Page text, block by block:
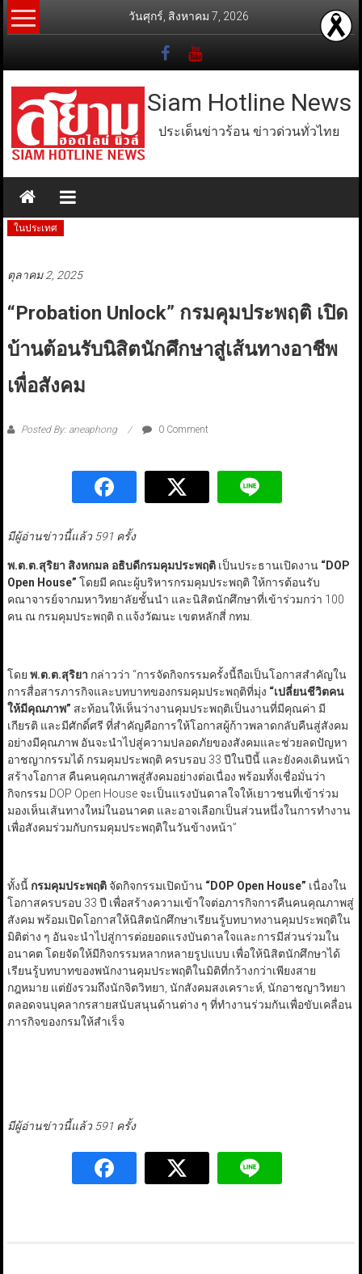
Skip
to
วันศุกร์, สิงหาคม 7, 2026
Siam Hotline News
ประเด็นข่าวร้อน ข่าวด่วนทั่วไทย
ในประเทศ
ตุลาคม 2, 2025
“Probation Unlock” กรมคุมประพฤติ เปิด
บ้านต้อนรับนิสิตนักศึกษาสู่เส้นทางอาชีพ
เพื่อสังคม
Posted By: aneaphong 0 Comment
มีผู้อ่านข่าวนี้แล้ว 591 ครั้ง
พ.ต.ต.สุริยา สิงหกมล อธิบดีกรมคุมประพฤติเป็นประธานเปิดงาน “DOP
Open House” โดยมี คณะผู้บริหารกรมคุมประพฤติ ให้การต้อนรับ
คณาจารย์จากมหาวิทยาลัยชั้นนำ และนิสิตนักศึกษาที่เข้าร่วมกว่า 100
คน ณ กรมคุมประพฤติ ถ.แจ้งวัฒนะ เขตหลักสี่ กทม.
โดย พ.ต.ต.สุริยา กล่าวว่า “การจัดกิจกรรมครั้งนี้ถือเป็นโอกาสสำคัญใน
การสื่อสารภารกิจและบทบาทของกรมคุมประพฤติที่มุ่ง “เปลี่ยนชีวิตคน
ให้มีคุณภาพ” สะท้อนให้เห็นว่างานคุมประพฤติเป็นงานที่มีคุณค่า มี
เกียรติ และมีศักดิ์ศรี ที่สำคัญคือการให้โอกาสผู้ก้าวพลาดกลับคืนสู่สังคม
อย่างมีคุณภาพ อันจะนำไปสู่ความปลอดภัยของสังคมและช่วยลดปัญหา
อาชญากรรมได้ กรมคุมประพฤติ ครบรอบ 33 ปีในปีนี้ และยังคงเดินหน้า
สร้างโอกาส คืนคนคุณภาพสู่สังคมอย่างต่อเนื่อง พร้อมทั้งเชื่อมั่นว่า
กิจกรรม DOP Open House จะเป็นแรงบันดาลใจให้เยาวชนที่เข้าร่วม
มองเห็นเส้นทางใหม่ในอนาคต และอาจเลือกเป็นส่วนหนึ่งในการทำงาน
เพื่อสังคมร่วมกับกรมคุมประพฤติในวันข้างหน้า”
ทั้งนี้ กรมคุมประพฤติจัดกิจกรรมเปิดบ้าน“DOP Open House” เนื่องใน
โอกาสครบรอบ 33 ปี เพื่อสร้างความเข้าใจต่อภารกิจการคืนคนคุณภาพสู่
สังคม พร้อมเปิดโอกาสให้นิสิตนักศึกษาเรียนรู้บทบาทงานคุมประพฤติใน
มิติต่าง ๆ อันจะนำไปสู่การต่อยอดแรงบันดาลใจและการมีส่วนร่วมใน
อนาคต โดยจัดให้มีกิจกรรมหลากหลายรูปแบบ เพื่อให้นิสิตนักศึกษาได้
เรียนรู้บทบาทของพนักงานคุมประพฤติในมิติที่กว้างกว่าเพียงสาย
กฎหมาย แต่ยังรวมถึงนักจิตวิทยา, นักสังคมสงเคราะห์, นักอาชญาวิทยา
ตลอดจนบุคลากรสายสนับสนุนด้านต่าง ๆ ที่ทำงานร่วมกันเพื่อขับเคลื่อน
ภารกิจของกรมให้สำเร็จ
มีผู้อ่านข่าวนี้แล้ว 591 ครั้ง